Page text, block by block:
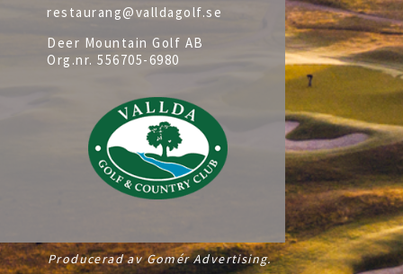
restaurang@valldagolf.se
Deer Mountain Golf AB
Org.nr. 556705-6980
Producerad av Gomér Advertising.